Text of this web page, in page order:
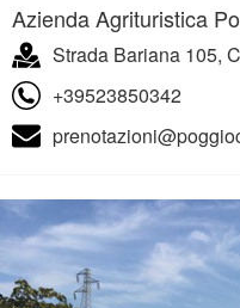
Azienda Agrituristica
Strada Bariana 105,
+39523850342